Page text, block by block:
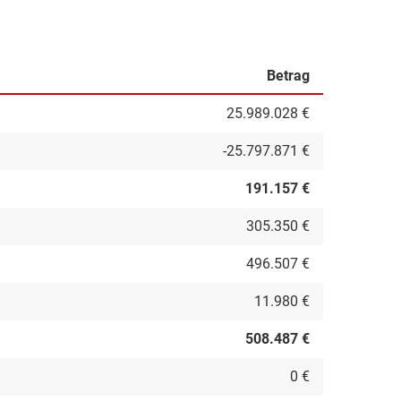
Betrag
25.989.028 €
-25.797.871 €
191.157 €
305.350 €
496.507 €
11.980 €
508.487 €
0 €